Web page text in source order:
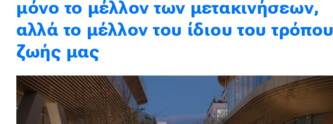
Test Drive
Δοκιμή
Αποστολή
Συγκρίνουμε
Αγώνες
μόνο το μέλλον των μετακινήσεων,
αλλά το μέλλον του ίδιου του τρόπου
ζωής μας